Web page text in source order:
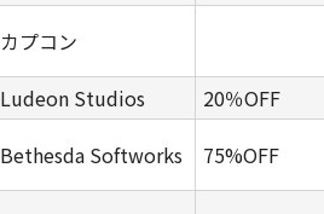
カプコン
Ludeon Studios
20％OFF
Bethesda Softworks 75%OFF